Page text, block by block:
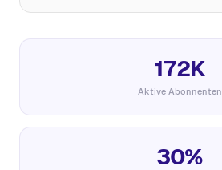
172K
Aktive Abonnenten
30%